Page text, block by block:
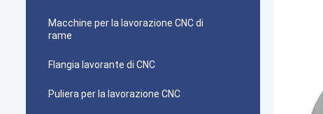
Macchine per la lavorazione CNC di
rame
Flangia lavorante di CNC
Puliera per la lavorazione CNC